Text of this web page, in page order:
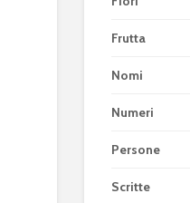
Frutta
Nomi
Numeri
Persone
Scritte